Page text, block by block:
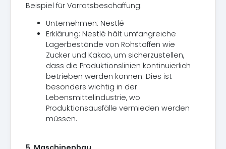
Beispiel für Vorratsbeschaffung:
Unternehmen: Nestlé
Erklärung: Nestlé hält umfangreiche
Lagerbestände von Rohstoffen wie
Zucker und Kakao, um sicherzustellen,
dass die Produktionslinien kontinuierlich
betrieben werden können. Dies ist
besonders wichtig in der
Lebensmittelindustrie, wo
Produktionsausfälle vermieden werden
müssen.